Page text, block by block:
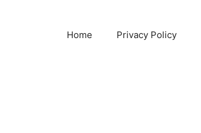
Home Privacy Policy